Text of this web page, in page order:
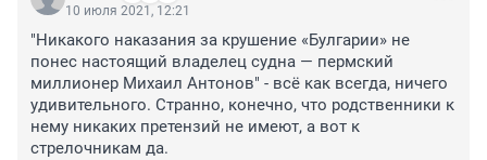
10 июля 2021, 12:21
"Никакого наказания за крушение «Булгарии» не
понес настоящий владелец судна — пермский
миллионер Михаил Антонов" - всё как всегда, ничего
удивительного. Странно, конечно, что родственники к
нему никаких претензий не имеют, а вот к
стрелочникам да.